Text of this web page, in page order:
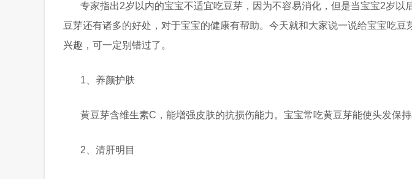
专家指出2岁以内的宝宝不适宜吃豆芽，因为不容易消化，但是当宝宝2岁以
豆芽还有诸多的好处，对于宝宝的健康有帮助。今天就和大家说一说给宝宝吃豆
兴趣，可一定别错过了。
1、养颜护肤
黄豆芽含维生素C，能增强皮肤的抗损伤能力。宝宝常吃黄豆芽能使头发保持
2、清肝明目